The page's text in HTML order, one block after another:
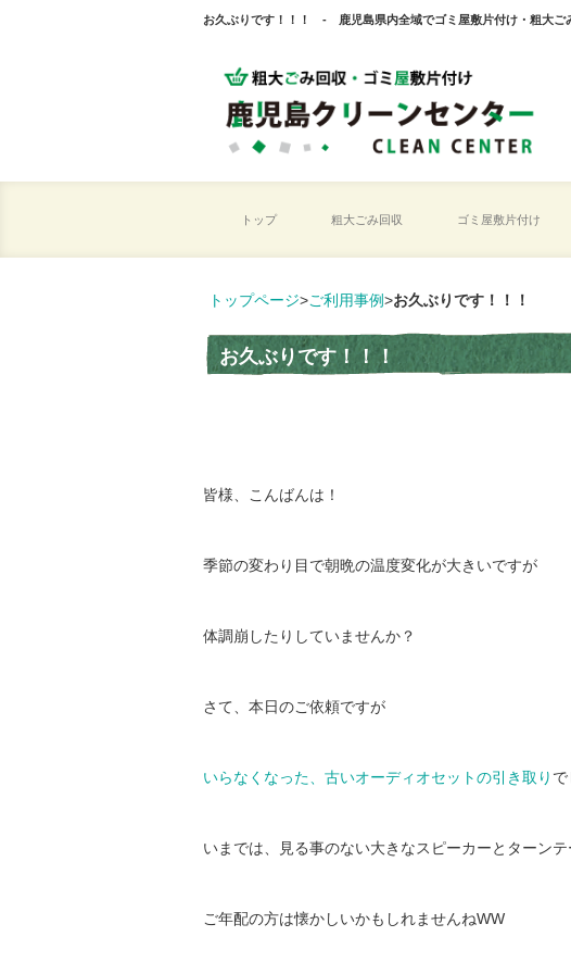
お久ぶりです！！！ - 鹿児島県内全域でゴミ屋敷片付け・粗大ご
トップ 粗大ごみ回収 ゴミ屋敷片付け
トップページ>ご利用事例>お久ぶりです！！！
お久ぶりです！！！
皆様、こんばんは！
季節の変わり目で朝晩の温度変化が大きいですが
体調崩したりしていませんか？
さて、本日のご依頼ですが
いらなくなった、古いオーディオセットの引き取り で
いまでは、見る事のない大きなスピーカーとターン
ご年配の方は懐かしいかもしれませんねWW